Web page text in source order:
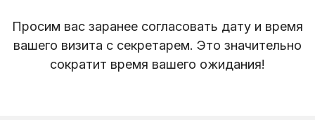
Просим вас заранее согласовать дату и время
вашего визита с секретарем. Это значительно
сократит время вашего ожидания!